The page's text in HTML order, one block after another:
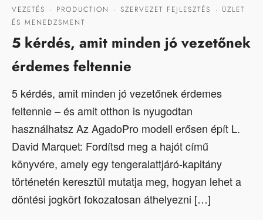
VEZETÉS · PRODUCTION · SZERVEZET FEJLESZTÉS · ÜZLET
ÉS MENEDZSMENT
5 kérdés, amit minden jó vezetőnek
érdemes feltennie
5 kérdés, amit minden jó vezetőnek érdemes
feltennie – és amit otthon is nyugodtan
használhatsz Az AgadoPro modell erősen épít L.
David Marquet: Fordítsd meg a hajót című
könyvére, amely egy tengeralattjáró-kapitány
történetén keresztül mutatja meg, hogyan lehet a
döntési jogkört fokozatosan áthelyezni […]